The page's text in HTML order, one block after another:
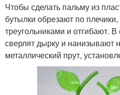
Чтобы сделать пальму из
бутылки обрезают по
треугольниками и отгибают.
сверлят дырку и нанизывают
металлический прут,